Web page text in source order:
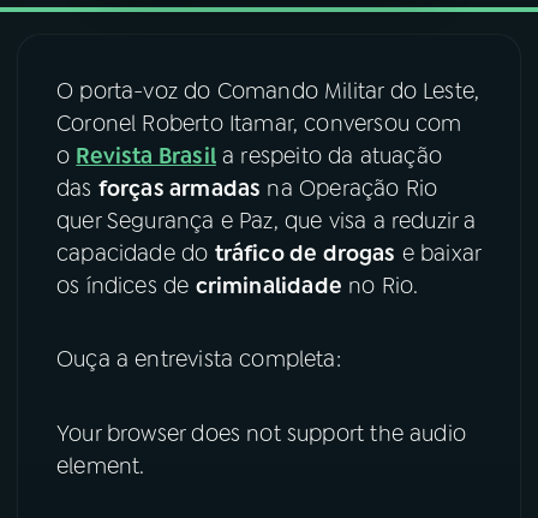
08 FESTIVAL DE MÚSICA
ACOMPANHE A RÁDIO NACIONAL
YouTube Facebook
O porta-voz do Comando Militar do Leste,
Coronel Roberto Itamar, conversou com
o Revista Brasila respeito da atuação
das forças armadas na Operação Rio
quer Segurança e Paz, que visa a reduzir a
capacidade do tráfico de drogas e baixar
os índices de criminalidade no Rio.
Ouça a entrevista completa:
Your browser does not support the audio
element.